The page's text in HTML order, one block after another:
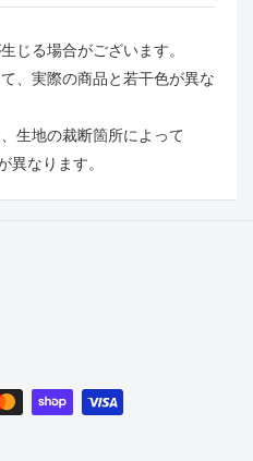
じる場合がございます。
、実際の商品と若干色が異な
生地の裁断箇所によって
異なります。